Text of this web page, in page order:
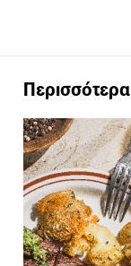
Περισσότερα